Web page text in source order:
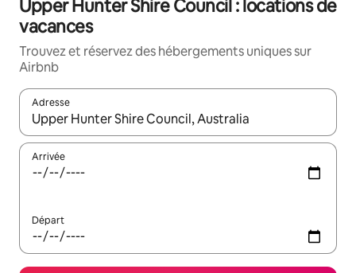
Upper Hunter Shire Council : locations de
vacances
Trouvez et réservez des hébergements uniques sur
Airbnb
Adresse
Lorsque les résultats s'affichent, utilisez les flèches vers le
Arrivée
Départ